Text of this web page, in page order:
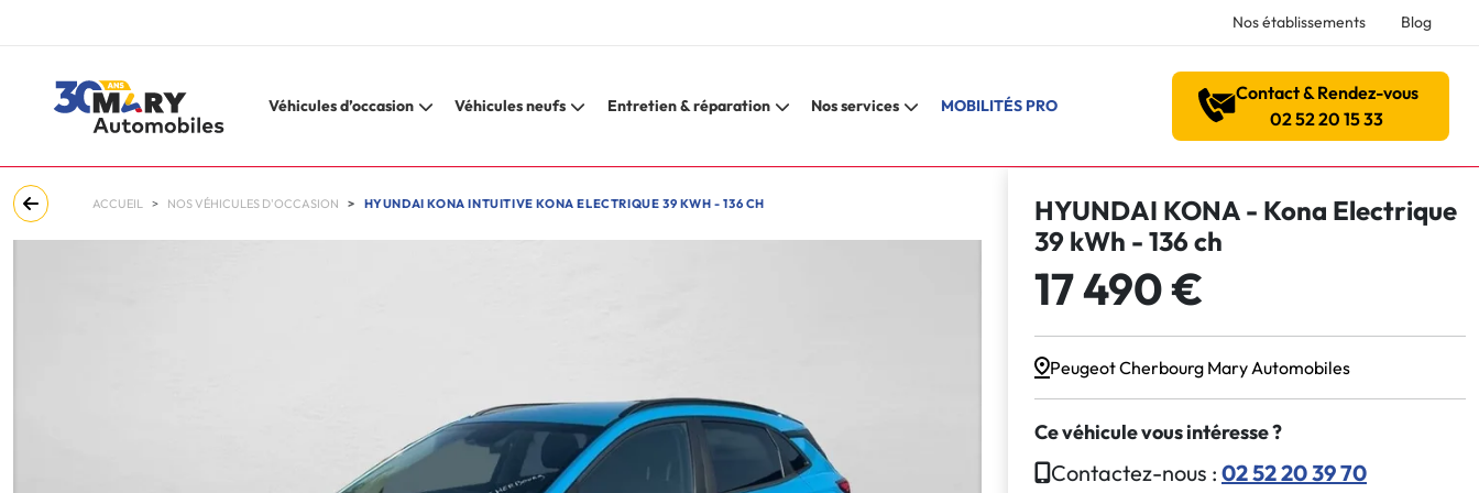
Nos établissements Blog
Véhicules d’occasion Véhicules neufs Entretien & réparation Nos services MOBILITÉS PRO
Contact & Rendez-vous
02 52 20 15 33
ACCUEIL NOS VÉHICULES D'OCCASION HYUNDAI KONA INTUITIVE KONA ELECTRIQUE 39 KWH - 136 CH
HYUNDAI KONA - Kona Electrique
39 kWh - 136 ch
17 490 €
Peugeot Cherbourg Mary Automobiles
Ce véhicule vous intéresse ?
Contactez-nous : 02 52 20 39 70